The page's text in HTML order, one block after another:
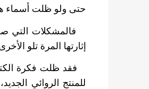
حتى ولو ظلت أسماء
فالمشكلات التي
إثارتها المرة تلو
فقد ظلت فكرة
للمنتج الروائي